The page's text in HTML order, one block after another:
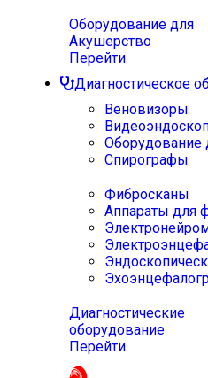
Оборудование для
Акушерство
Перейти
Диагностическое
Веновизоры
Оборудование
Спирографы
Фибросканы
Аппараты для
Диагностические
оборудование
Перейти